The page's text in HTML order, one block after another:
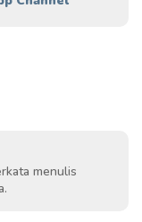
menulis